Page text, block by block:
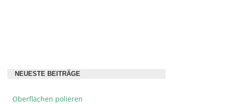
NEUESTE BEITRÄGE
Oberflächen polieren